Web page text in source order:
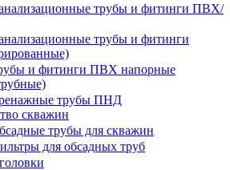
трубы и фитинги ПВХ/
трубы и фитинги
и фитинги ПВХ напорные
трубы ПНД
скважин
трубы для скважин
для обсадных труб